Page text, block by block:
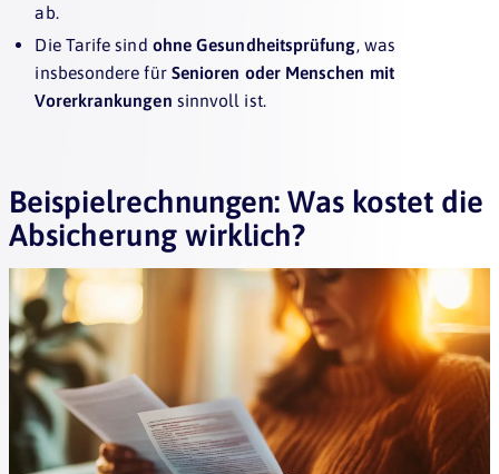
ab.
Die Tarife sind ohne Gesundheitsprüfung, was
insbesondere für Senioren oder Menschen mit
Vorerkrankungen sinnvoll ist.
Beispielrechnungen: Was kostet die
Absicherung wirklich?